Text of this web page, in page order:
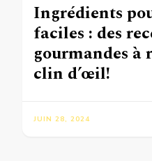
Ingrédients
faciles : des
gourmandes à
clin d’œil!
JUIN 28, 2024